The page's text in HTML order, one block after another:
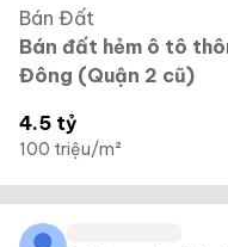
Bán Đất
Bán đất hẻm ô tô
Đông (Quận 2 cũ)
4.5 tỷ
100 triệu/m²